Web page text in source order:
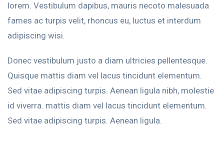
lorem. Vestibulum dapibus, mauris necoto malesuada
fames ac turpis velit, rhoncus eu, luctus et interdum
adipiscing wisi.
Donec vestibulum justo a diam ultricies pellentesque.
Quisque mattis diam vel lacus tincidunt elementum.
Sed vitae adipiscing turpis. Aenean ligula nibh, molestie
id viverra. mattis diam vel lacus tincidunt elementum.
Sed vitae adipiscing turpis. Aenean ligula.